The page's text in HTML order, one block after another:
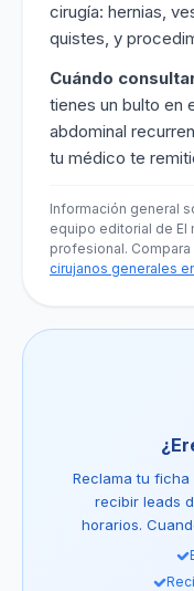
cirugía: hernias,
quistes, y
Cuándo
tienes un bulto en
abdominal
tu médico te
Información general
equipo editorial de El
profesional.
cirujanos generales
Reclama tu
recibir leads
horarios.